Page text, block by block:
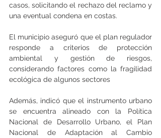
casos, solicitando el rechazo del reclamo y
una eventual condena en costas.
El municipio aseguró que el plan regulador
responde a criterios de protección
ambiental y gestión de riesgos,
considerando factores como la fragilidad
ecológica de algunos sectores
Además, indicó que el instrumento urbano
se encuentra alineado con la Política
Nacional de Desarrollo Urbano, el Plan
Nacional de Adaptación al Cambio